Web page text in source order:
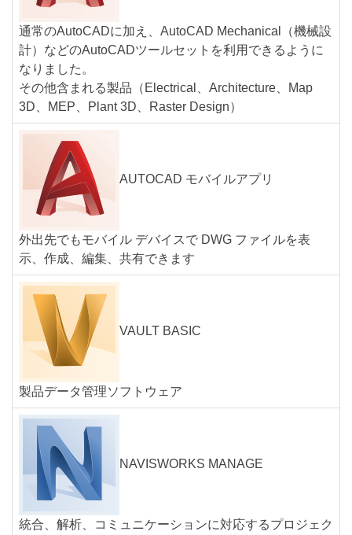
通常のAutoCADに加え、AutoCAD Mechanical（機械設
計）などのAutoCADツールセットを利用できるように
なりました。
その他含まれる製品（Electrical、Architecture、Map
3D、MEP、Plant 3D、Raster Design）
AUTOCAD モバイルアプリ
外出先でもモバイル デバイスで DWG ファイルを表
示、作成、編集、共有できます
VAULT BASIC
製品データ管理ソフトウェア
NAVISWORKS MANAGE
統合、解析、コミュニケーションに対応するプロジェク